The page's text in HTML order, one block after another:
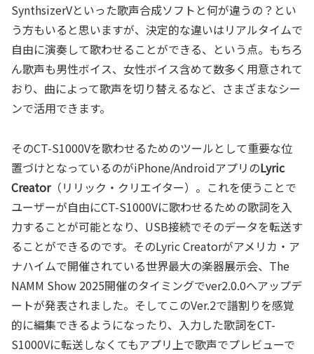
SynthsizerVといった歌声合成ソフトと何が違うの？とい
う方もいると思いますが、決定的な違いはリアルタイムで
自由に演奏して歌わせることができる、という点。もちろ
ん歌声も男性ボイス、女性ボイス含めて数多く用意されて
おり、曲によって歌声を切り替えるなど、さまざまなシー
ンで活用できます。
そのCT-S1000Vを歌わせるためのツールとして重要な位
置づけとなっているのがiPhone/AndroidアプリのLyric
Creator（リリック・クリエイター）。これを使うことで
ユーザーが自由にCT-S1000Vに歌わせるための歌詞を入
力することが可能となり、USB接続でそのデータを転送す
ることができるのです。そのLyric Creatorがアメリカ・ア
ナハイムで開催されている世界最大の楽器展示会、The
NAMM Show 2025開催のタイミングでver2.0.0へアップデ
ートが発表されました。そしてこのVer.2で譜割りを感覚
的に編集できるようになったり、入力した歌詞をCT-
S1000Vに転送しなくてもアプリ上で歌声でプレビューで